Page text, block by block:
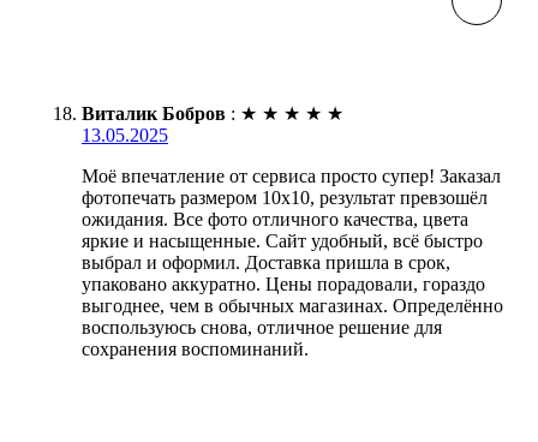
Виталик Бобров : ★ ★ ★ ★ ★
13.05.2025
Моё впечатление от сервиса просто супер! Заказал
фотопечать размером 10х10, результат превзошёл
ожидания. Все фото отличного качества, цвета
яркие и насыщенные. Сайт удобный, всё быстро
выбрал и оформил. Доставка пришла в срок,
упаковано аккуратно. Цены порадовали, гораздо
выгоднее, чем в обычных магазинах. Определённо
воспользуюсь снова, отличное решение для
сохранения воспоминаний.